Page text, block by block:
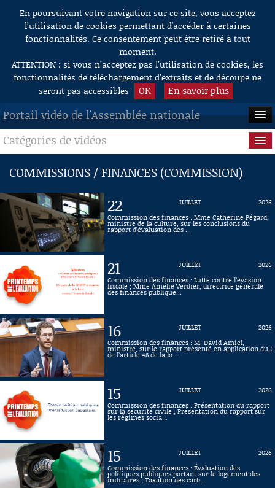
Aller au contenu
En poursuivant votre navigation sur ce site, vous acceptez
l’utilisation de cookies permettant d'accéder à certaines
fonctionnalités. Ce consentement peut être retiré à tout
moment.
ATTENTION : si vous n’acceptez pas l’utilisation de cookies, les
fonctionnalités de téléchargement d’extraits et de découpe ne
seront pas accessibles
OK En savoir plus
Portail vidéo de l'Assemblée nationale
ACCUEIL
EN DIRECT
À LA DEMANDE
RECHERCHE
AIDE À LA DÉCOUPE
DE VIDÉOS
Catégories de vidéos
Séance publique
Questions au Gouvernement
Commissions
Évènements
Connaissance, Histoire
COMMISSIONS / FINANCES (COMMISSION)
22 JUILLET
2026
Commission des finances : Mme Catherine Pégard,
ministre de la culture, sur les conclusions du
rapport d’évaluation des ...
21 JUILLET
2026
Commission des finances : Lutte contre l’évasion
fiscale ; Mme Amélie Verdier, directrice générale
des finances publique...
16 JUILLET
2026
Commission des finances : M. David Amiel,
ministre, sur le rapport présenté en application du I
de l’article 48 de la lo...
15 JUILLET
2026
Commission des finances : Présentation du rapport
sur la sécurité civile ; Présentation du rapport sur
les régimes socia...
15 JUILLET
2026
Commission des finances : Évaluation des
politiques publiques portant sur le logement des
militaires ; Taxation des carb...